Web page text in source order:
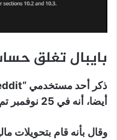
بايبال تغلق
أيضا، أنه في 25 نوفمبر تم إغلاق حساب بايبال الخاص به.
وقال بأنه قام بتحويلات